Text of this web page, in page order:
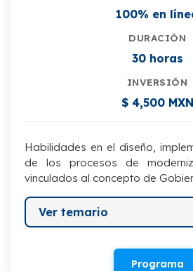
100% en
DURACIÓN
30 horas
INVERSIÓN
$ 4,500 MXN
Habilidades en el diseño,
de los procesos de
vinculados al concepto de
Ver temario
gubernamentalesPrograma